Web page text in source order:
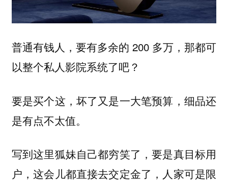
普通有钱人，要有多余的 200 多万，那都可
以整个私人影院系统了吧？
要是买个这，坏了又是一大笔预算，细品还
是有点不太值。
写到这里狐妹自己都穷笑了，要是真目标用
户，这会儿都直接去交定金了，人家可是限